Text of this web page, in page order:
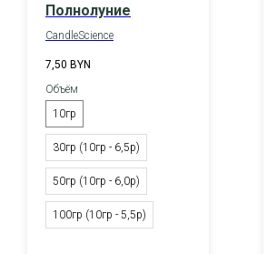
Полнолуние
CandleScience
7,50 BYN
Объём
10гр
30гр (10гр - 6,5р)
50гр (10гр - 6,0р)
100гр (10гр - 5,5р)